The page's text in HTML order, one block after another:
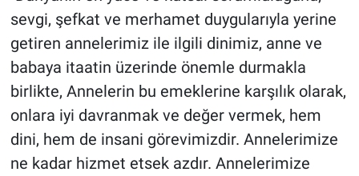
sevgi, şefkat ve merhamet duygularıyla yerine
getiren annelerimiz ile ilgili dinimiz, anne ve
babaya itaatin üzerinde önemle durmakla
birlikte, Annelerin bu emeklerine karşılık olarak,
onlara iyi davranmak ve değer vermek, hem
dini, hem de insani görevimizdir. Annelerimize
ne kadar hizmet etsek azdır. Annelerimize
Aksaray
Kırşehir
Yerel
Genel